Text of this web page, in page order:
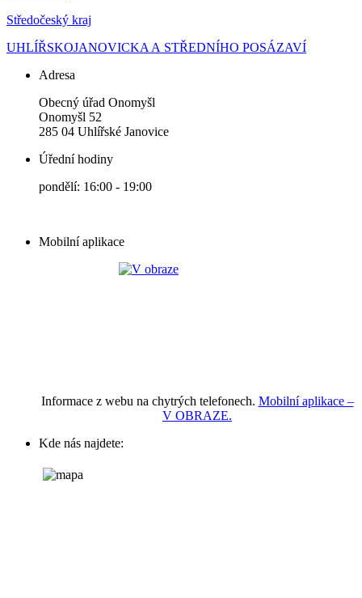
Středočeský kraj
UHLÍŘSKOJANOVICKA A STŘEDNÍHO POSÁZAVÍ
Adresa
Obecný úřad Onomyšl
Onomyšl 52
285 04 Uhlířské Janovice
Úřední hodiny
pondělí: 16:00 - 19:00
Mobilní aplikace
Informace z webu na chytrých telefonech. Mobilní aplikace –
V OBRAZE.
Kde nás najdete: